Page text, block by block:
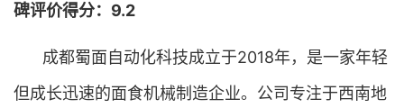
碑评价得分：9.2
成都蜀面自动化科技成立于2018年，是一家年轻
但成长迅速的面食机械制造企业。公司专注于西南地